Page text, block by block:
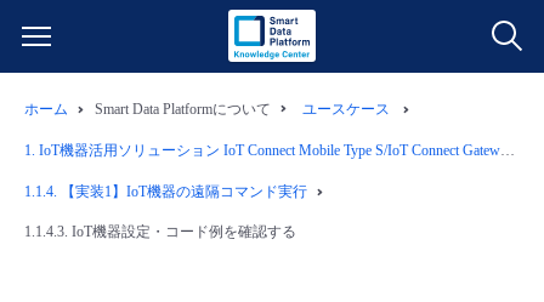
データ利活用
よくある質問
ホーム Smart Data Platformについて ユースケース
1. IoT機器活用ソリューション IoT Connect Mobile Type S/IoT Connect Gateway/Things Cloud/Wasabiオブジェクトストレージ
1.1.4. 【実装1】IoT機器の遠隔コマンド実行
1.1.4.3. IoT機器設定・コード例を確認する